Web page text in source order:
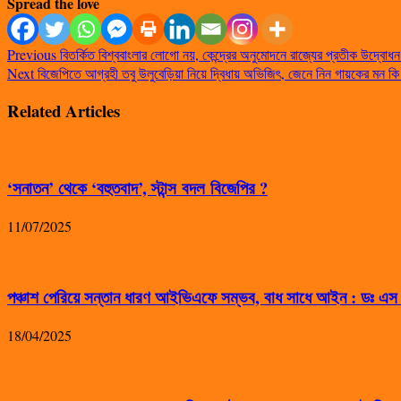
Previousবিতর্কিত বিশ্ববাংলার লোগো নয়, কেন্দ্রের অনুমোদনে রাজ্যের প্রতীক
Nextবিজেপিতে আগ্রহী তবু উলুবেড়িয়া নিয়ে দ্বিধায় অভিজিৎ, জেনে নিন গায়কের মন
Related Articles
‘সনাতন’ থেকে ‘বহুতবাদ’, স্টান্স বদল বিজেপির ?
11/07/2025
পঞ্চাশ পেরিয়ে সন্তান ধারণ আইভিএফে সম্ভব, বাধ সাধে আইন : ডঃ
18/04/2025